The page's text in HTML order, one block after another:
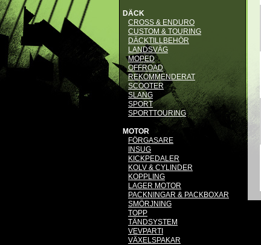
DÄCK
CROSS & ENDURO
CUSTOM & TOURING
DÄCKTILLBEHÖR
LANDSVÄG
MOPED
OFFROAD
REKOMMENDERAT
SCOOTER
SLANG
SPORT
SPORTTOURING
MOTOR
FÖRGASARE
INSUG
KICKPEDALER
KOLV & CYLINDER
KOPPLING
LAGER MOTOR
PACKNINGAR & PACKBOXAR
SMÖRJNING
TOPP
TÄNDSYSTEM
VEVPARTI
VÄXELSPAKAR